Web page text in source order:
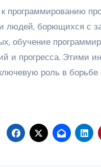
программированию
людей, борющихся с
обучение
и прогресса. Этими
роль в